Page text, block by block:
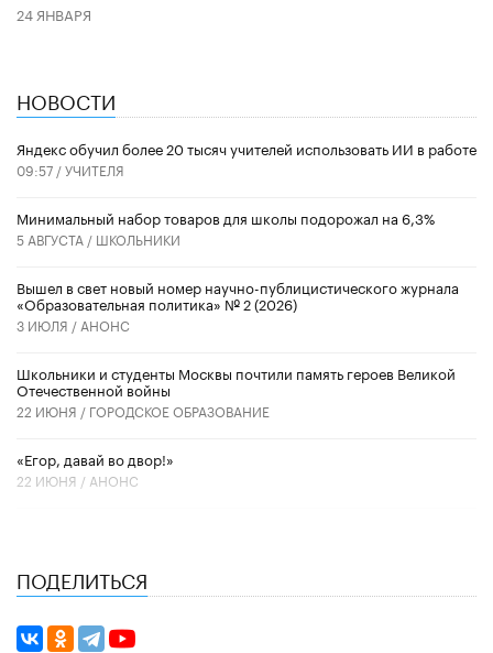
24 ЯНВАРЯ
НОВОСТИ
​Яндекс обучил более 20 тысяч учителей использовать ИИ в работе
09:57 /УЧИТЕЛЯ
Минимальный набор товаров для школы подорожал на 6,3%
5 АВГУСТА / ШКОЛЬНИКИ
Вышел в свет новый номер научно-публицистического журнала
«Образовательная политика» № 2 (2026)
3 ИЮЛЯ / АНОНС
Школьники и студенты Москвы почтили память героев Великой
Отечественной войны
22 ИЮНЯ / ГОРОДСКОЕ ОБРАЗОВАНИЕ
«Егор, давай во двор!»
22 ИЮНЯ / АНОНС
ПОДЕЛИТЬСЯ